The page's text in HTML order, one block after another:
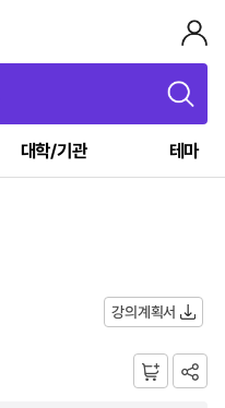
대학/기관 테마
강의계획서